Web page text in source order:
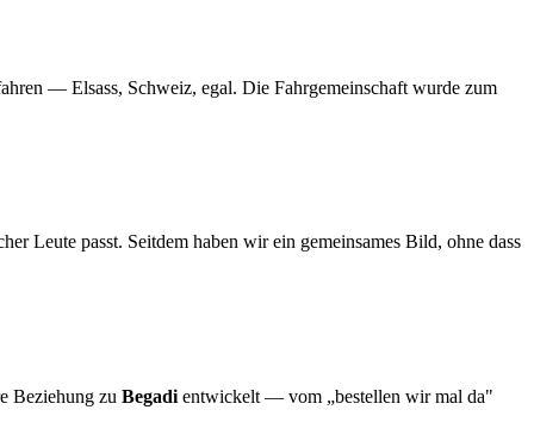
— Elsass, Schweiz, egal. Die Fahrgemeinschaft wurde zum
Leute passt. Seitdem haben wir ein gemeinsames Bild, ohne dass
Beziehung zu Begadientwickelt — vom „bestellen wir mal da"